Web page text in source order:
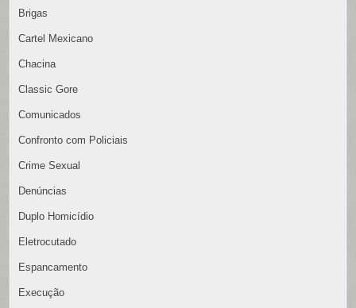
Brigas
Cartel Mexicano
Chacina
Classic Gore
Comunicados
Confronto com Policiais
Crime Sexual
Denúncias
Duplo Homicídio
Eletrocutado
Espancamento
Execução